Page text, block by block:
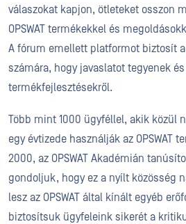
válaszokat kapjon, ötleteket osszon
OPSWAT termékekkel és
A fórum emellett platformot biztosít
számára, hogy javaslatot tegyenek
termékfejlesztésekről.
Több mint 1000 ügyféllel, akik közül
egy évtizede használják az OPSWAT
2000, az OPSWAT Akadémián
gondoljuk, hogy ez a nyílt közösség
lesz az OPSWAT által kínált egyéb
biztosítsuk ügyfeleink sikerét a